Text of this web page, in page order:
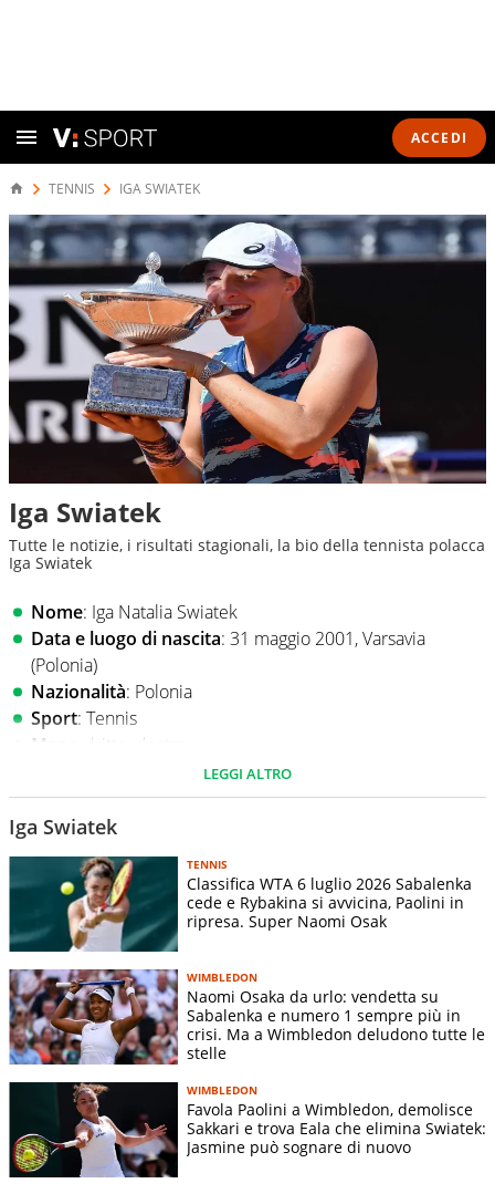
ACCEDI
TENNIS IGA SWIATEK
Iga Swiatek
Tutte le notizie, i risultati stagionali, la bio della tennista polacca
Iga Swiatek
Nome: Iga Natalia Swiatek
Data e luogo di nascita: 31 maggio 2001, Varsavia
(Polonia)
Nazionalità: Polonia
Sport: Tennis
Mano
dritto: destra
Altezza: 1,76 m
Peso: 65 kg
Superficie preferita
Slam vinti: Roland Garros, Wimbledon, US Open
Partite giocate stagione in corso
19/01
Australian Open 1T
Yue Yuan
(CHN)
V
7-6(5)
6-3
22/01 Australian Open
Marie
24/01 Australian Open 16mi
Anna
Kalinskaya
V
6-1 1-
LEGGI ALTRO
Iga Swiatek
TENNIS
Classifica WTA 6 luglio 2026 Sabalenka
cede e Rybakina si avvicina, Paolini in
ripresa. Super Naomi Osak
WIMBLEDON
Naomi Osaka da urlo: vendetta su
Sabalenka e numero 1 sempre più in
crisi. Ma a Wimbledon deludono tutte le
stelle
WIMBLEDON
Favola Paolini a Wimbledon, demolisce
Sakkari e trova Eala che elimina Swiatek:
Jasmine può sognare di nuovo